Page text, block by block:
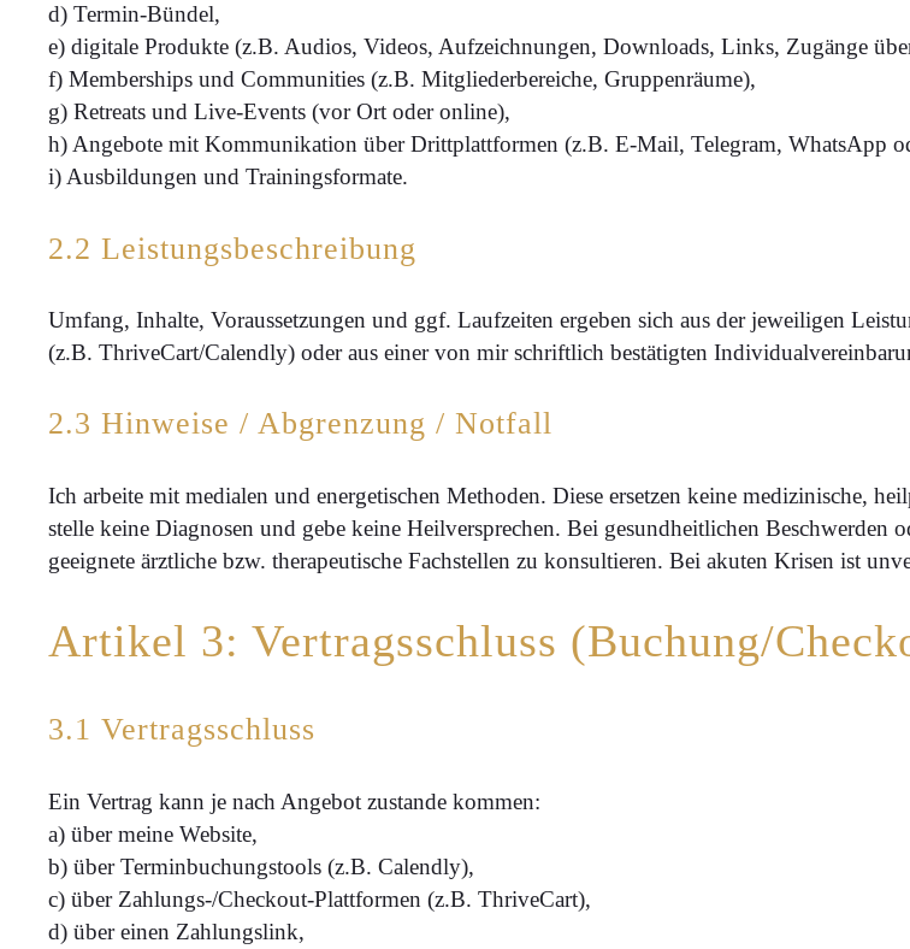
d) Termin-Bündel,
e) digitale Produkte (z.B. Audios, Videos, Aufzeichnungen, Downloads, Links, Zugänge
f) Memberships und Communities (z.B. Mitgliederbereiche, Gruppenräume),
g) Retreats und Live-Events (vor Ort oder online),
h) Angebote mit Kommunikation über Drittplattformen (z.B. E-Mail, Telegram, WhatsApp
i) Ausbildungen und Trainingsformate.
2.2 Leistungsbeschreibung
Umfang, Inhalte, Voraussetzungen und ggf. Laufzeiten ergeben sich aus der jeweiligen
(z.B. ThriveCart/Calendly) oder aus einer von mir schriftlich bestätigten
2.3 Hinweise / Abgrenzung / Notfall
Ich arbeite mit medialen und energetischen Methoden. Diese ersetzen keine medizinische,
stelle keine Diagnosen und gebe keine Heilversprechen. Bei gesundheitlichen
geeignete ärztliche bzw. therapeutische Fachstellen zu konsultieren. Bei akuten Krisen ist
Artikel 3: Vertragsschluss (Buchung/
3.1 Vertragsschluss
Ein Vertrag kann je nach Angebot zustande kommen:
a) über meine Website,
b) über Terminbuchungstools (z.B. Calendly),
c) über Zahlungs-/Checkout-Plattformen (z.B. ThriveCart),
d) über einen Zahlungslink,